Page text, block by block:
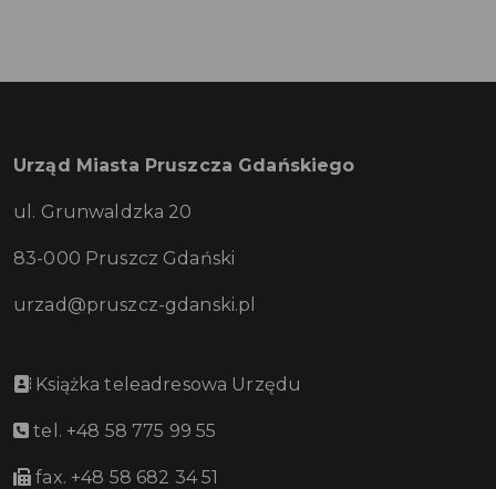
Urząd Miasta Pruszcza Gdańskiego
ul. Grunwaldzka 20
83-000 Pruszcz Gdański
urzad@pruszcz-gdanski.pl
Książka teleadresowa Urzędu
tel. +48 58 775 99 55
fax. +48 58 682 34 51